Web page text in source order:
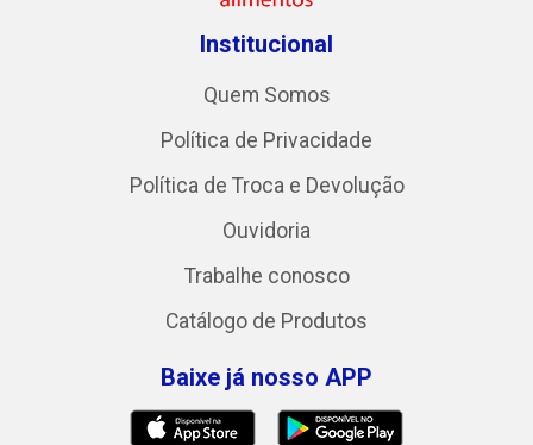
Institucional
Quem Somos
Política de Privacidade
Política de Troca e Devolução
Ouvidoria
Trabalhe conosco
Catálogo de Produtos
Baixe já nosso APP